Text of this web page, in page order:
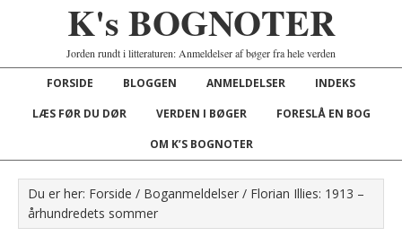
K's BOGNOTER
Jorden rundt i litteraturen: Anmeldelser af bøger fra hele verden
FORSIDE BLOGGEN ANMELDELSER
INDEKS
LÆS FØR DU DØR
VERDEN I BØGER
FORESLÅ EN BOG
OM K’S BOGNOTER
Du er her: Forside / Boganmeldelser / Florian Illies: 1913 –
århundredets sommer